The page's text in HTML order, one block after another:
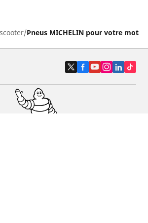
Pneus MICHELIN pour votre moto